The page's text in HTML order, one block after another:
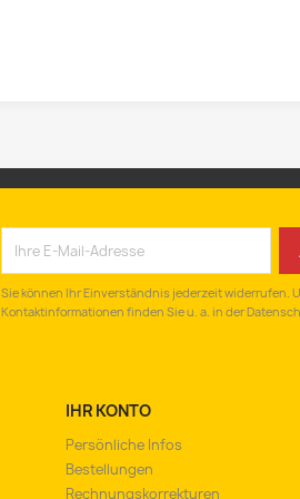
Sie können Ihr Einverständnis jederzeit widerrufen.
Kontaktinformationen finden Sie u. a. in der
IHR KONTO
Persönliche Infos
Bestellungen
Rechnungskorrekturen